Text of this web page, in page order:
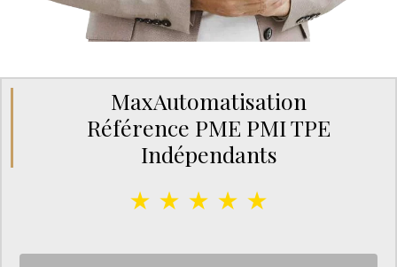
MaxAutomatisation
Référence PME PMI TPE
Indépendants
★ ★ ★ ★ ★